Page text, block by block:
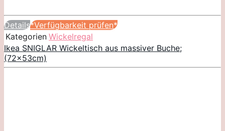
Details*Verfügbarkeit prüfen*
Kategorien Wickelregal
Ikea SNIGLAR Wickeltisch aus massiver Buche;
(72x53cm)